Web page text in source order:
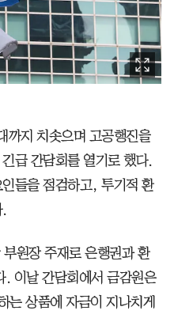
까지 치솟으며 고공행진을
급 간담회를 열기로 했다.
들을 점검하고, 투기적 환
원장 주재로 은행권과 환
. 이날 간담회에서 금감원은
는 상품에 자금이 지나치게